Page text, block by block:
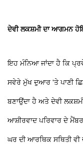
ਦੇਵੀ ਲਕਸ਼ਮੀ ਦਾ ਆਗਮਨ
ਇਹ ਮੰਨਿਆ ਜਾਂਦਾ ਹੈ ਕਿ
ਸਵੇਰੇ ਮੁੱਖ ਦੁਆਰ 'ਤੇ ਪਾਣੀ
ਬਣਾਉਂਦਾ ਹੈ ਅਤੇ ਦੇਵੀ
ਆਸ਼ੀਰਵਾਦ ਪਰਿਵਾਰ ਦੇ
ਘਰ ਦੀ ਆਰਥਿਕ ਸਥਿਤੀ ਵੀ